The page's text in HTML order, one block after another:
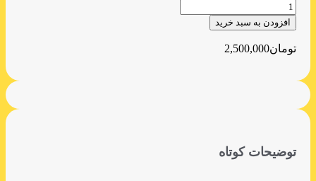
افزودن به سبد خرید
تومان2,500,000
توضیحات کوتاه